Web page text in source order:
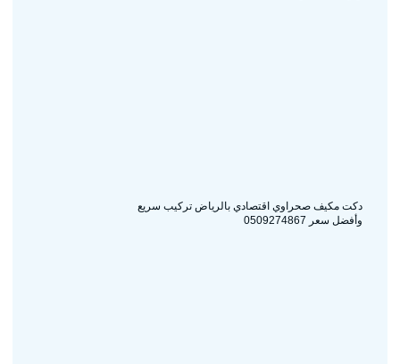
دكت مكيف صحراوي اقتصادي بالرياض تركيب سريع
وأفضل سعر 0509274867